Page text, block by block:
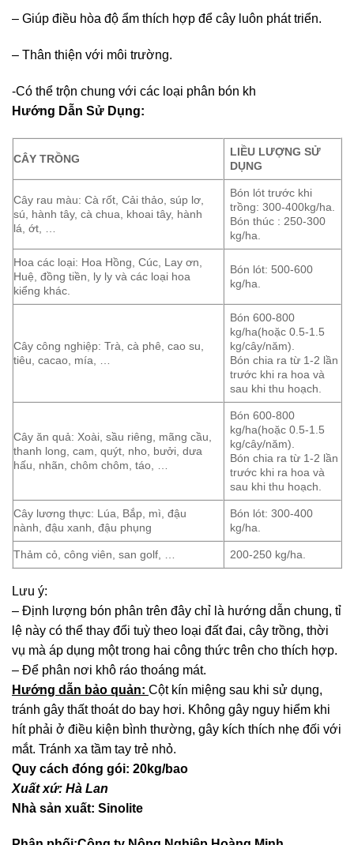
– Giúp điều hòa độ ẩm thích hợp để cây luôn phát triển.
– Thân thiện với môi trường.
-Có thể trộn chung với các loại phân bón kh
Hướng Dẫn Sử Dụng:
CÂY TRỒNG
LIỀU LƯỢNG SỬ
DỤNG
Cây rau màu: Cà rốt, Cải thảo, súp lơ,
sú, hành tây, cà chua, khoai tây, hành
lá, ớt, …
Bón lót trước khi
trồng: 300-400kg/ha.
Bón thúc : 250-300
kg/ha.
Hoa các loại: Hoa Hồng, Cúc, Lay ơn,
Huệ, đồng tiền, ly ly và các loại hoa
kiểng khác.
Bón lót: 500-600
kg/ha.
Cây công nghiệp: Trà, cà phê, cao su,
tiêu, cacao, mía, …
Bón 600-800
kg/ha(hoặc 0.5-1.5
kg/cây/năm).
Bón chia ra từ 1-2 lần
trước khi ra hoa và
sau khi thu hoạch.
Cây ăn quả: Xoài, sầu riêng, mãng cầu,
thanh long, cam, quýt, nho, bưởi, dưa
hấu, nhãn, chôm chôm, táo, …
Bón 600-800
kg/ha(hoặc 0.5-1.5
kg/cây/năm).
Bón chia ra từ 1-2 lần
trước khi ra hoa và
sau khi thu hoạch.
Cây lương thực: Lúa, Bắp, mì, đậu
nành, đậu xanh, đậu phụng
Bón lót: 300-400
kg/ha.
Thảm cỏ, công viên, san golf, … 200-250 kg/ha.
Lưu ý:
– Định lượng bón phân trên đây chỉ là hướng dẫn chung, tỉ
lệ này có thể thay đổi tuỳ theo loại đất đai, cây trồng, thời
vụ mà áp dụng một trong hai công thức trên cho thích hợp.
– Để phân nơi khô ráo thoáng mát.
Hướng dẫn bảo quản: Cột kín miệng sau khi sử dụng,
tránh gây thất thoát do bay hơi. Không gây nguy hiểm khi
hít phải ở điều kiện bình thường, gây kích thích nhẹ đối với
mắt. Tránh xa tầm tay trẻ nhỏ.
Quy cách đóng gói: 20kg/bao
Xuất xứ: Hà Lan
Nhà sản xuất: Sinolite